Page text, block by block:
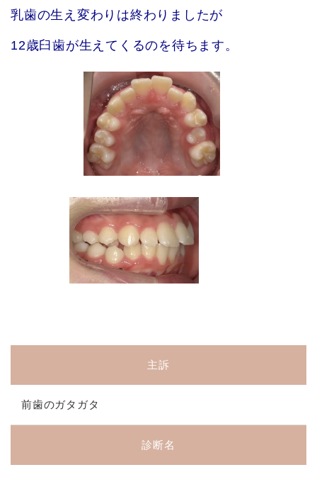
乳歯の生え変わりは終わりましたが
12歳臼歯が生えてくるのを待ちます。
主訴
前歯のガタガタ
診断名